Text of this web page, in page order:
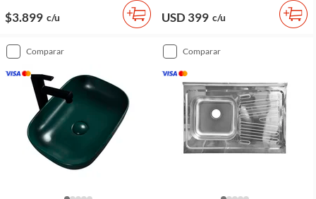
$3.899 c/u USD 399 c/u
comparar comparar